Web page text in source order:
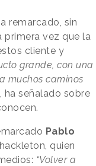
remarcado, sin
primera vez que la
cliente y
grande, con una
muchos caminos
, ha señalado sobre
Pablo
quien
“Volver a